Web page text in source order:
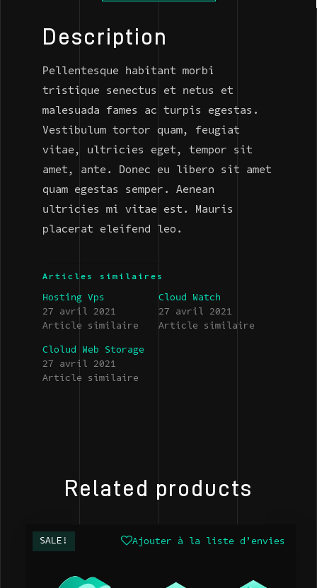
Description
Pellentesque habitant morbi
tristique senectus et netus et
malesuada fames ac turpis egestas.
Vestibulum tortor quam, feugiat
vitae, ultricies eget, tempor sit
amet, ante. Donec eu libero sit amet
quam egestas semper. Aenean
ultricies mi vitae est. Mauris
placerat eleifend leo.
Articles similaires
Hosting Vps
27 avril 2021
Article similaire
Cloud Watch
27 avril 2021
Article similaire
Clolud Web Storage
27 avril 2021
Article similaire
Related products
SALE! Ajouter à la liste d’envies